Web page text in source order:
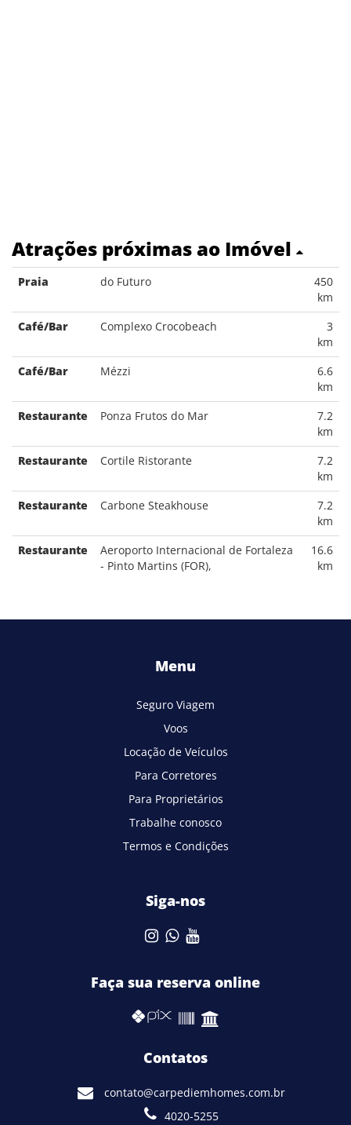
Atrações próximas ao Imóvel
Praia do Futuro
450
km
Café/Bar
Complexo Crocobeach
3
km
Café/Bar
Mézzi
6.6
km
Restaurante
Ponza Frutos do Mar
7.2
km
Restaurante
Cortile Ristorante
7.2
km
Restaurante
Carbone Steakhouse
7.2
km
Restaurante
Aeroporto Internacional de Fortaleza
- Pinto Martins (FOR),
16.6
km
Menu
Seguro Viagem
Voos
Locação de Veículos
Para Corretores
Para Proprietários
Trabalhe conosco
Termos e Condições
Siga-nos
Faça sua reserva online
Contatos
contato@carpediemhomes.com.br
4020-5255